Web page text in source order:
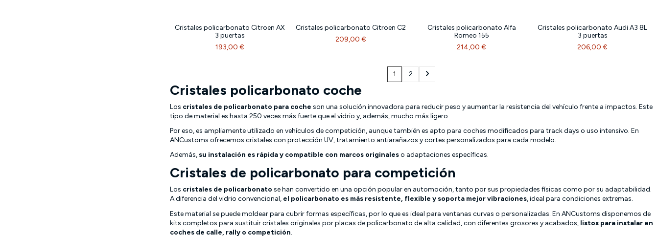
Cristales policarbonato Citroen AX
3 puertas
193,00 €
Cristales policarbonato Citroen C2
209,00 €
Cristales policarbonato Alfa
Romeo 155
214,00 €
Cristales policarbonato Audi A3 8L
3 puertas
206,00 €
1 2
Cristales policarbonato coche
Los cristales de policarbonato para coche son una solución innovadora para reducir peso y aumentar la resistencia del vehículo frente a impactos. Este
tipo de material es hasta 250 veces más fuerte que el vidrio y, además, mucho más ligero.
Por eso, es ampliamente utilizado en vehículos de competición, aunque también es apto para coches modificados para track days o uso intensivo. En
ANCustoms ofrecemos cristales con protección UV, tratamiento antiarañazos y cortes personalizados para cada modelo.
Además,su instalación es rápida y compatible con marcos originaleso adaptaciones específicas.
Cristales de policarbonato para competición
Los cristales de policarbonato se han convertido en una opción popular en automoción, tanto por sus propiedades físicas como por su adaptabilidad.
A diferencia del vidrio convencional, el policarbonato es más resistente, flexible y soporta mejor vibraciones, ideal para condiciones extremas.
Este material se puede moldear para cubrir formas específicas, por lo que es ideal para ventanas curvas o personalizadas. En ANCustoms disponemos de
kits completos para sustituir cristales originales por placas de policarbonato de alta calidad, con diferentes grosores y acabados, listos para instalar en
coches de calle, rally o competición.